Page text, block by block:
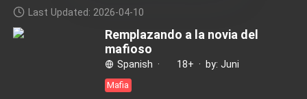
Last Updated: 2026-04-10
Remplazando a la novia del
mafioso
Spanish · 18+ · by: Juni
Mafia